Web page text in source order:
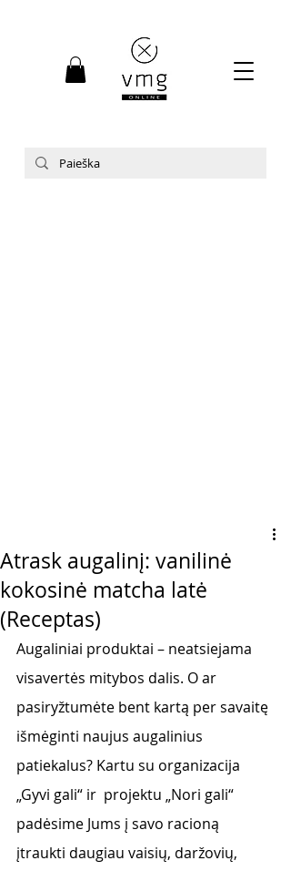
Atrask augalinį: vanilinė
kokosinė matcha latė
(Receptas)
Augaliniai produktai – neatsiejama
visavertės mitybos dalis. O ar
pasiryžtumėte bent kartą per savaitę
išmėginti naujus augalinius
patiekalus? Kartu su organizacija
„Gyvi gali“ ir  projektu „Nori gali“
padėsime Jums į savo racioną
įtraukti daugiau vaisių, daržovių,